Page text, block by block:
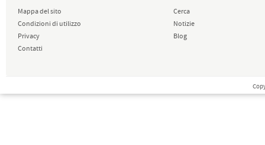
Mappa del sito
Condizioni di utilizzo
Privacy
Contatti
Cerca
Notizie
Blog